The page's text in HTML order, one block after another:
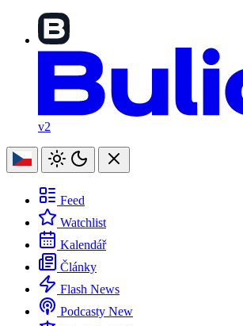
v2
Feed
Watchlist
Kalendář
Články
Flash News
Podcasty New